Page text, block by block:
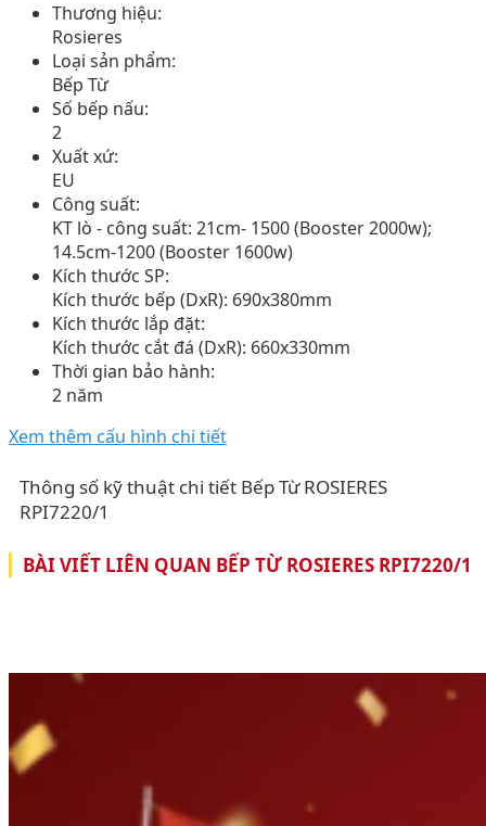
Thương hiệu:
Rosieres
Loại sản phẩm:
Bếp Từ
Số bếp nấu:
2
Xuất xứ:
EU
Công suất:
KT lò - công suất: 21cm- 1500 (Booster 2000w);
14.5cm-1200 (Booster 1600w)
Kích thước SP:
Kích thước bếp (DxR): 690x380mm
Kích thước lắp đặt:
Kích thước cắt đá (DxR): 660x330mm
Thời gian bảo hành:
2 năm
Xem thêm cấu hình chi tiết
Thông số kỹ thuật chi tiết Bếp Từ ROSIERES
RPI7220/1
BÀI VIẾT LIÊN QUAN BẾP TỪ ROSIERES RPI7220/1